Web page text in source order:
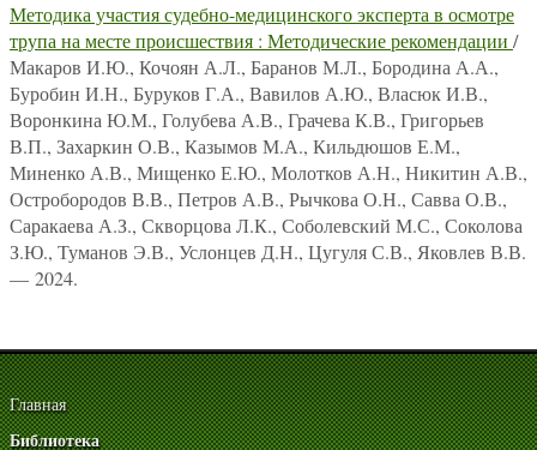
Методика участия судебно-медицинского эксперта в осмотре
трупа на месте происшествия : Методические рекомендации /
Макаров И.Ю., Кочоян А.Л., Баранов М.Л., Бородина А.А.,
Буробин И.Н., Буруков Г.А., Вавилов А.Ю., Власюк И.В.,
Воронкина Ю.М., Голубева А.В., Грачева К.В., Григорьев
В.П., Захаркин О.В., Казымов М.А., Кильдюшов Е.М.,
Миненко А.В., Мищенко Е.Ю., Молотков А.Н., Никитин А.В.,
Остробородов В.В., Петров А.В., Рычкова О.Н., Савва О.В.,
Саракаева А.З., Скворцова Л.К., Соболевский М.С., Соколова
З.Ю., Туманов Э.В., Услонцев Д.Н., Цугуля С.В., Яковлев В.В.
— 2024.
Главная
Библиотека